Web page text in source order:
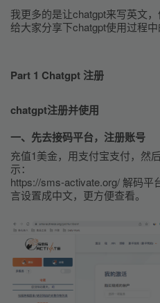
我更多的是让chatgpt来写英文
给大家分享下chatgpt使用过程中
Part 1 Chatgpt 注册
chatgpt注册并使用
一、先去接码平台，注册账号
充值1美金，用支付宝支付，然
示：
https://sms-activate.org/ 解码
言设置成中文，更方便查看。